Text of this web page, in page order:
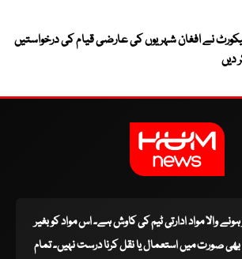
نے افغان شہریوں کی عارضی قیام کی درخواستیں
دیں
ہونے والا مواد ادارتی ٹیم کی کاوش ہے۔ اس مواد کو بغیر
صورت میں استعمال یا نقل کرنا درست نہیں۔ تمام